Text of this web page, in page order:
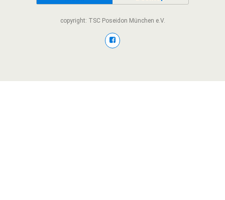
copyright: TSC Poseidon München e.V.